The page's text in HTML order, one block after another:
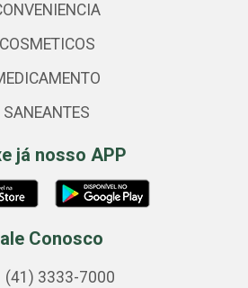
COSMETICOS
SANEANTES
já nosso APP
Conosco
(41) 3333-7000